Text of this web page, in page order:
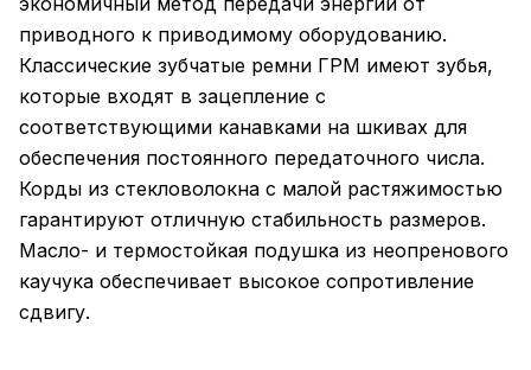
приводного к приводимому оборудованию.
Классические зубчатые ремни ГРМ имеют зубья,
которые входят в зацепление с
соответствующими канавками на шкивах для
обеспечения постоянного передаточного числа.
Корды из стекловолокна с малой растяжимостью
гарантируют отличную стабильность размеров.
Масло- и термостойкая подушка из неопренового
каучука обеспечивает высокое сопротивление
сдвигу.